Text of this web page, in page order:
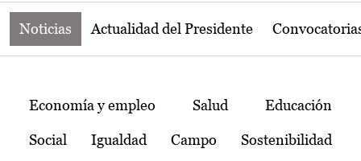
Noticias Actualidad del Presidente
Temas
Economía y empleo Salud Educación
Social Igualdad Campo Sostenibilidad